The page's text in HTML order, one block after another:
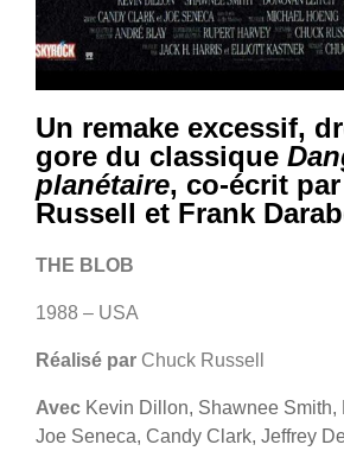
Un remake excessif,
gore du classique
planétaire, co-écrit
Russell et Frank
THE BLOB
1988 – USA
Réalisé par Chuck Russell
Avec Kevin Dillon, Shawnee Smith,
Joe Seneca, Candy Clark, Jeffrey